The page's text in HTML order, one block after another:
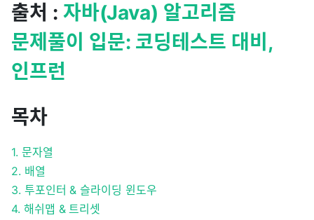
출처 : 자바(Java) 알고리즘
문제풀이 입문: 코딩테스트 대비,
인프런
목차
1. 문자열
2. 배열
3. 투포인터 & 슬라이딩 윈도우
4. 해쉬맵 & 트리셋